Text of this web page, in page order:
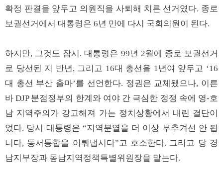
확정 판결을 앞두고 의원직을 사퇴해 치른 선거였다. 종로
보궐선거에서 대통령은 6년 만에 다시 국회의원이 된다.
하지만, 그것도 잠시. 대통령은 99년 2월에 종로 보궐선거
로 당선된 지 반년, 그리고 16대 총선을 1년여 앞두고 ‘16
대 총선 부산 출마’를 선언한다. 정권은 교체됐으나, 이른
바 DJP 분점정부의 한계와 여야 간 극심한 정쟁 속에 영-호
남 지역주의가 강고해져 가는 정치상황에서 내린 결단이
었다. 당시 대통령은 “지역분열을 더 이상 부추겨선 안 됩
니다, 동서통합을 이뤄냅시다”고 호소한다. 그리고 당 경
남지부장과 동남지역정책특별위원장을 맡는다.